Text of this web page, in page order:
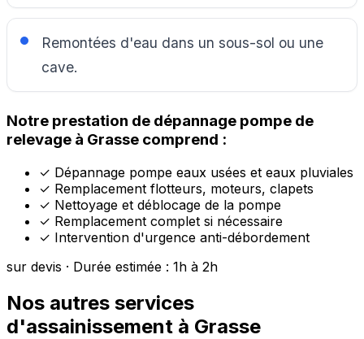
Remontées d'eau dans un sous-sol ou une
cave.
Notre prestation de dépannage pompe de
relevage à Grasse comprend :
✓ Dépannage pompe eaux usées et eaux pluviales
✓ Remplacement flotteurs, moteurs, clapets
✓ Nettoyage et déblocage de la pompe
✓ Remplacement complet si nécessaire
✓ Intervention d'urgence anti-débordement
sur devis · Durée estimée : 1h à 2h
Nos autres services
d'assainissement à Grasse